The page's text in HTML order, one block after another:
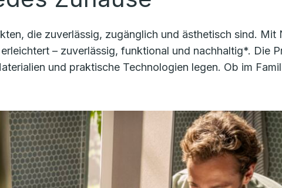
die zuverlässig, zugänglich und ästhetisch sind. Mit
– zuverlässig, funktional und nachhaltig*. Die
und praktische Technologien legen. Ob im